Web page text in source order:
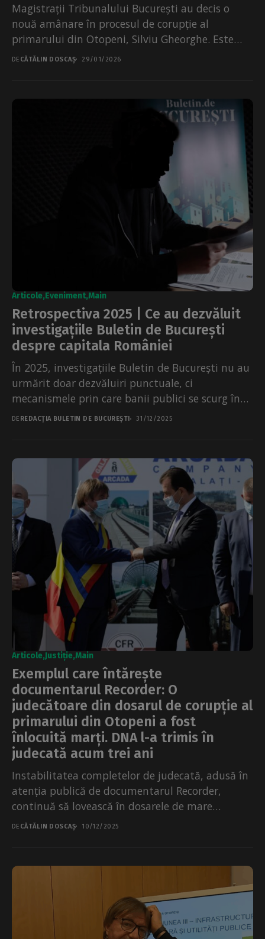
Magistrații Tribunalului București au decis o
nouă amânare în procesul de corupție al
primarului din Otopeni, Silviu Gheorghe. Este
pentru a treia oară...
DE CĂTĂLIN DOSCAȘ 29/01/2026
Articole Eveniment Main
Retrospectiva 2025 | Ce au dezvăluit
investigațiile Buletin de București
despre capitala României
În 2025, investigațiile Buletin de București nu au
urmărit doar dezvăluiri punctuale, ci
mecanismele prin care banii publici se scurg în
buzunare private....
DE REDACȚIA BULETIN DE BUCUREȘTI 31/12/2025
Articole Justiție Main
Exemplul care întărește
documentarul Recorder: O
judecătoare din dosarul de corupție al
primarului din Otopeni a fost
înlocuită marți. DNA l-a trimis în
judecată acum trei ani
Instabilitatea completelor de judecată, adusă în
atenția publică de documentarul Recorder,
continuă să lovească în dosarele de mare
corupție și oferă avocaților inculpaților resursa...
DE CĂTĂLIN DOSCAȘ 10/12/2025